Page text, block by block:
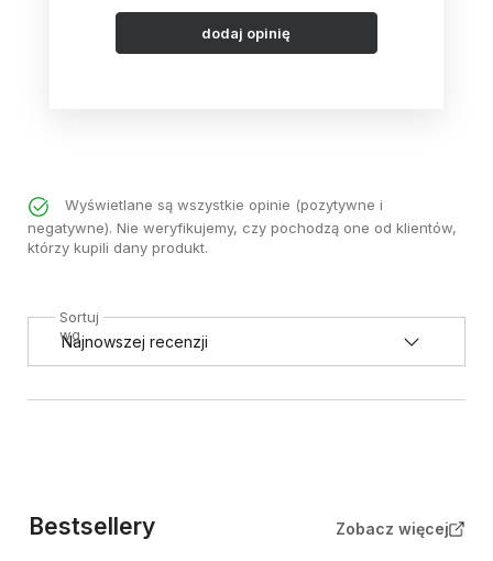
dodaj opinię
Wyświetlane są wszystkie opinie (pozytywne i
negatywne). Nie weryfikujemy, czy pochodzą one od klientów,
którzy kupili dany produkt.
Sortuj
wg
Bestsellery Zobacz więcej